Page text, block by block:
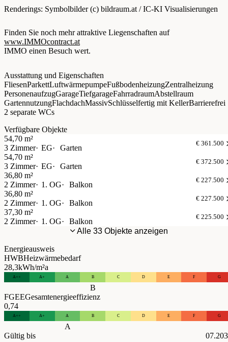
Renderings: Symbolbilder (c) bildraum.at / IC-KI Visualisierungen
Finden Sie noch mehr attraktive Liegenschaften auf
www.IMMOcontract.at
IMMO einen Besuch wert.
Ausstattung und Eigenschaften
FliesenParkettLuftwärmepumpeFußbodenheizungZentralheizung
PersonenaufzugGarageTiefgarageFahrradraumAbstellraum
GartennutzungFlachdachMassivSchlüsselfertig mit KellerBarrierefrei
2 separate WCs
Verfügbare Objekte
54,70 m²
3 Zimmer
EG Garten
€ 361.500
54,70 m²
3 Zimmer
EG Garten
€ 372.500
36,80 m²
2 Zimmer
1. OG Balkon
€ 227.500
36,80 m²
2 Zimmer
1. OG Balkon
€ 227.500
37,30 m²
2 Zimmer
1. OG Balkon
€ 225.500
Alle 33 Objekte anzeigen
Energieausweis
HWBHeizwärmebedarf
28,3kWh/m²a
A++ A+ A B C D E F G
B
FGEEGesamtenergieeffizienz
0,74
A++ A+ A B C D E F G
A
Gültig bis